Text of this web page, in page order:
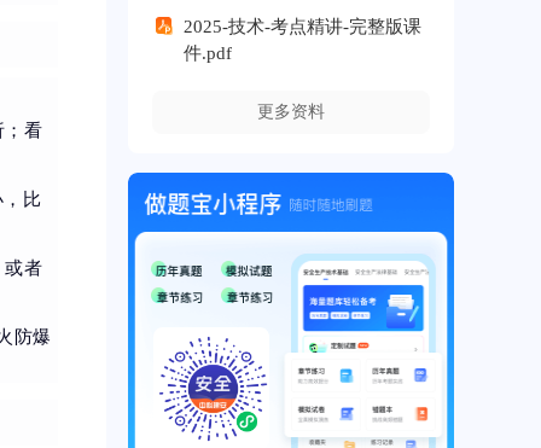
；看
比
或者
防爆
2025-技术-考点精讲-完整版课
件.pdf
更多资料